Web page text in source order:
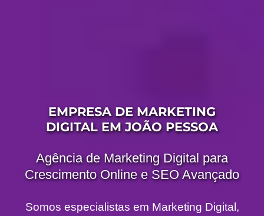
EMPRESA DE MARKETING
DIGITAL EM JOÃO PESSOA
Agência de Marketing Digital para
Crescimento Online e SEO Avançado
Somos especialistas em Marketing Digital,